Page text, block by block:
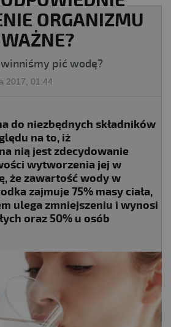
ORGANIZMU
pić wodę?
2017, 01:44
do niezbędnych składników
na to, iż
nią jest zdecydowanie
wytworzenia jej w
że zawartość wody w
zajmuje 75% masy ciała,
ulega zmniejszeniu i wynosi
oraz 50% u osób